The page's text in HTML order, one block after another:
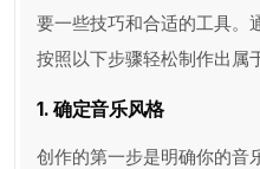
要一些技巧和合适的工具
按照以下步骤轻松制作出属
1. 确定音乐风格
创作的第一步是明确你的音